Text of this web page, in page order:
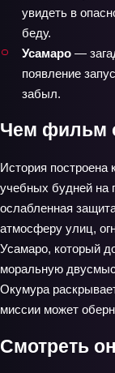
увидеть в
беду.
Усамаро —
появление
забыл.
Чем фильм
История построена
учебных будней на
ослабленная
атмосферу улиц,
Усамаро, который
моральную
Окумура
миссии может
Смотреть